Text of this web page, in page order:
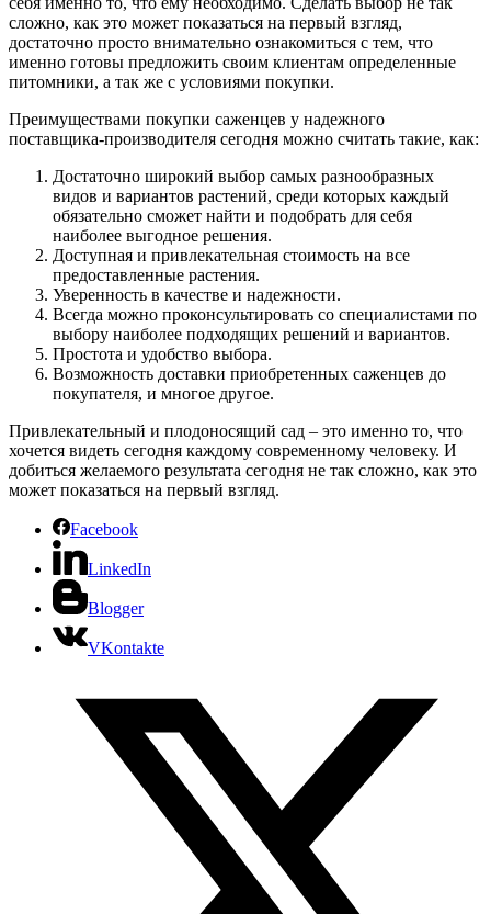
сложно, как это может показаться на первый взгляд,
достаточно просто внимательно ознакомиться с тем, что
именно готовы предложить своим клиентам определенные
питомники, а так же с условиями покупки.
Преимуществами покупки саженцев у надежного
поставщика-производителя сегодня можно считать такие, как:
Достаточно широкий выбор самых разнообразных
видов и вариантов растений, среди которых каждый
обязательно сможет найти и подобрать для себя
наиболее выгодное решения.
Доступная и привлекательная стоимость на все
предоставленные растения.
Уверенность в качестве и надежности.
Всегда можно проконсультировать со специалистами по
выбору наиболее подходящих решений и вариантов.
Простота и удобство выбора.
Возможность доставки приобретенных саженцев до
покупателя, и многое другое.
Привлекательный и плодоносящий сад – это именно то, что
хочется видеть сегодня каждому современному человеку. И
добиться желаемого результата сегодня не так сложно, как это
может показаться на первый взгляд.
Facebook
LinkedIn
Blogger
VKontakte